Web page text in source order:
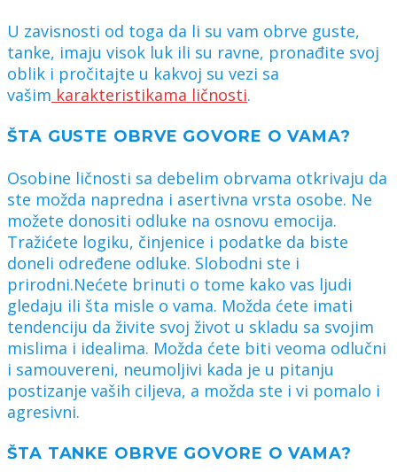
U zavisnosti od toga da li su vam obrve guste,
tanke, imaju visok luk ili su ravne, pronađite svoj
oblik i pročitajte u kakvoj su vezi sa
vašim karakteristikama ličnosti.
ŠTA GUSTE OBRVE GOVORE O VAMA?
Osobine ličnosti sa debelim obrvama otkrivaju da
ste možda napredna i asertivna vrsta osobe. Ne
možete donositi odluke na osnovu emocija.
Tražićete logiku, činjenice i podatke da biste
doneli određene odluke. Slobodni ste i
prirodni.Nećete brinuti o tome kako vas ljudi
gledaju ili šta misle o vama. Možda ćete imati
tendenciju da živite svoj život u skladu sa svojim
mislima i idealima. Možda ćete biti veoma odlučni
i samouvereni, neumoljivi kada je u pitanju
postizanje vaših ciljeva, a možda ste i vi pomalo i
agresivni.
ŠTA TANKE OBRVE GOVORE O VAMA?